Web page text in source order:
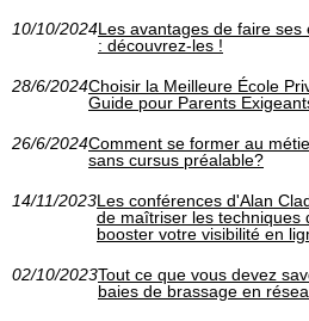
10/10/2024Les avantages de faire ses
: découvrez-les !
28/6/2024Choisir la Meilleure École
Guide pour Parents
26/6/2024Comment se former au
sans cursus préalable?
14/11/2023Les conférences d'Alan
de maîtriser les techniques
booster votre visibilité en
02/10/2023Tout ce que vous devez
baies de brassage en